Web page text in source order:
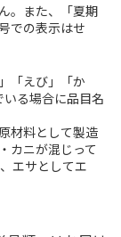
。また、「夏期
での表示はせ
「えび」「か
る場合に品目名
材料として製造
カニが混じって
エサとしてエ